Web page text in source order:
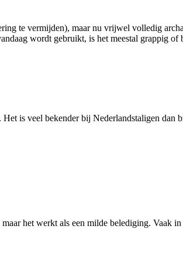
te vermijden), maar nu vrijwel volledig
wordt gebruikt, is het meestal grappig of
is veel bekender bij Nederlandstaligen dan
het werkt als een milde belediging. Vaak